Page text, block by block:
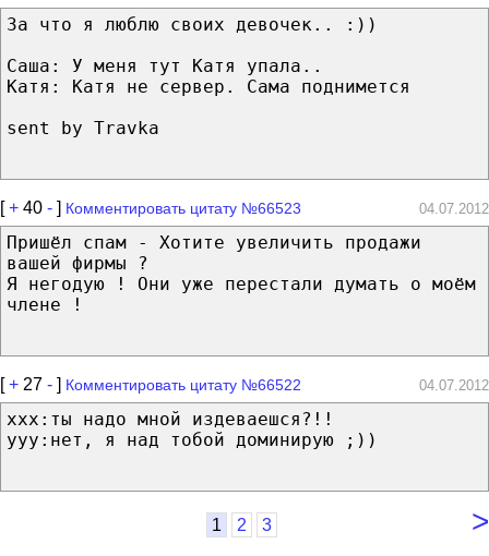
За что я люблю своих девочек.. :))
Саша: У меня тут Катя упала..
Катя: Катя не сервер. Сама поднимется
sent by Travka
[+ 40 - ] Комментировать цитату №66523 04.07.2012
Пришёл спам - Хотите увеличить продажи
вашей фирмы ?
Я негодую ! Они уже перестали думать о моём
члене !
[+ 27 - ] Комментировать цитату №66522 04.07.2012
xxx:ты надо мной издеваешся?!!
yyy:нет, я над тобой доминирую ;))
>
1 2 3